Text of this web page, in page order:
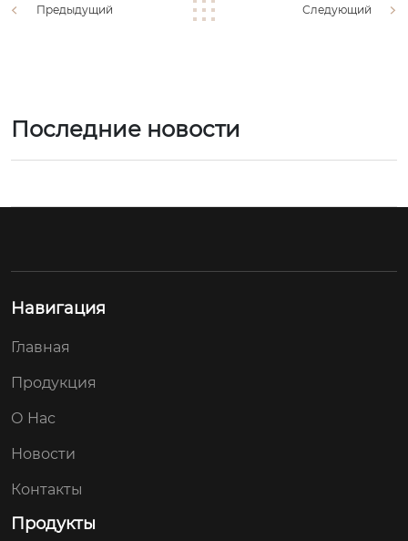
Предыдущий Следующий
Последние новости
Навигация
Главная
Продукция
О Hас
Новости
Контакты
Продукты